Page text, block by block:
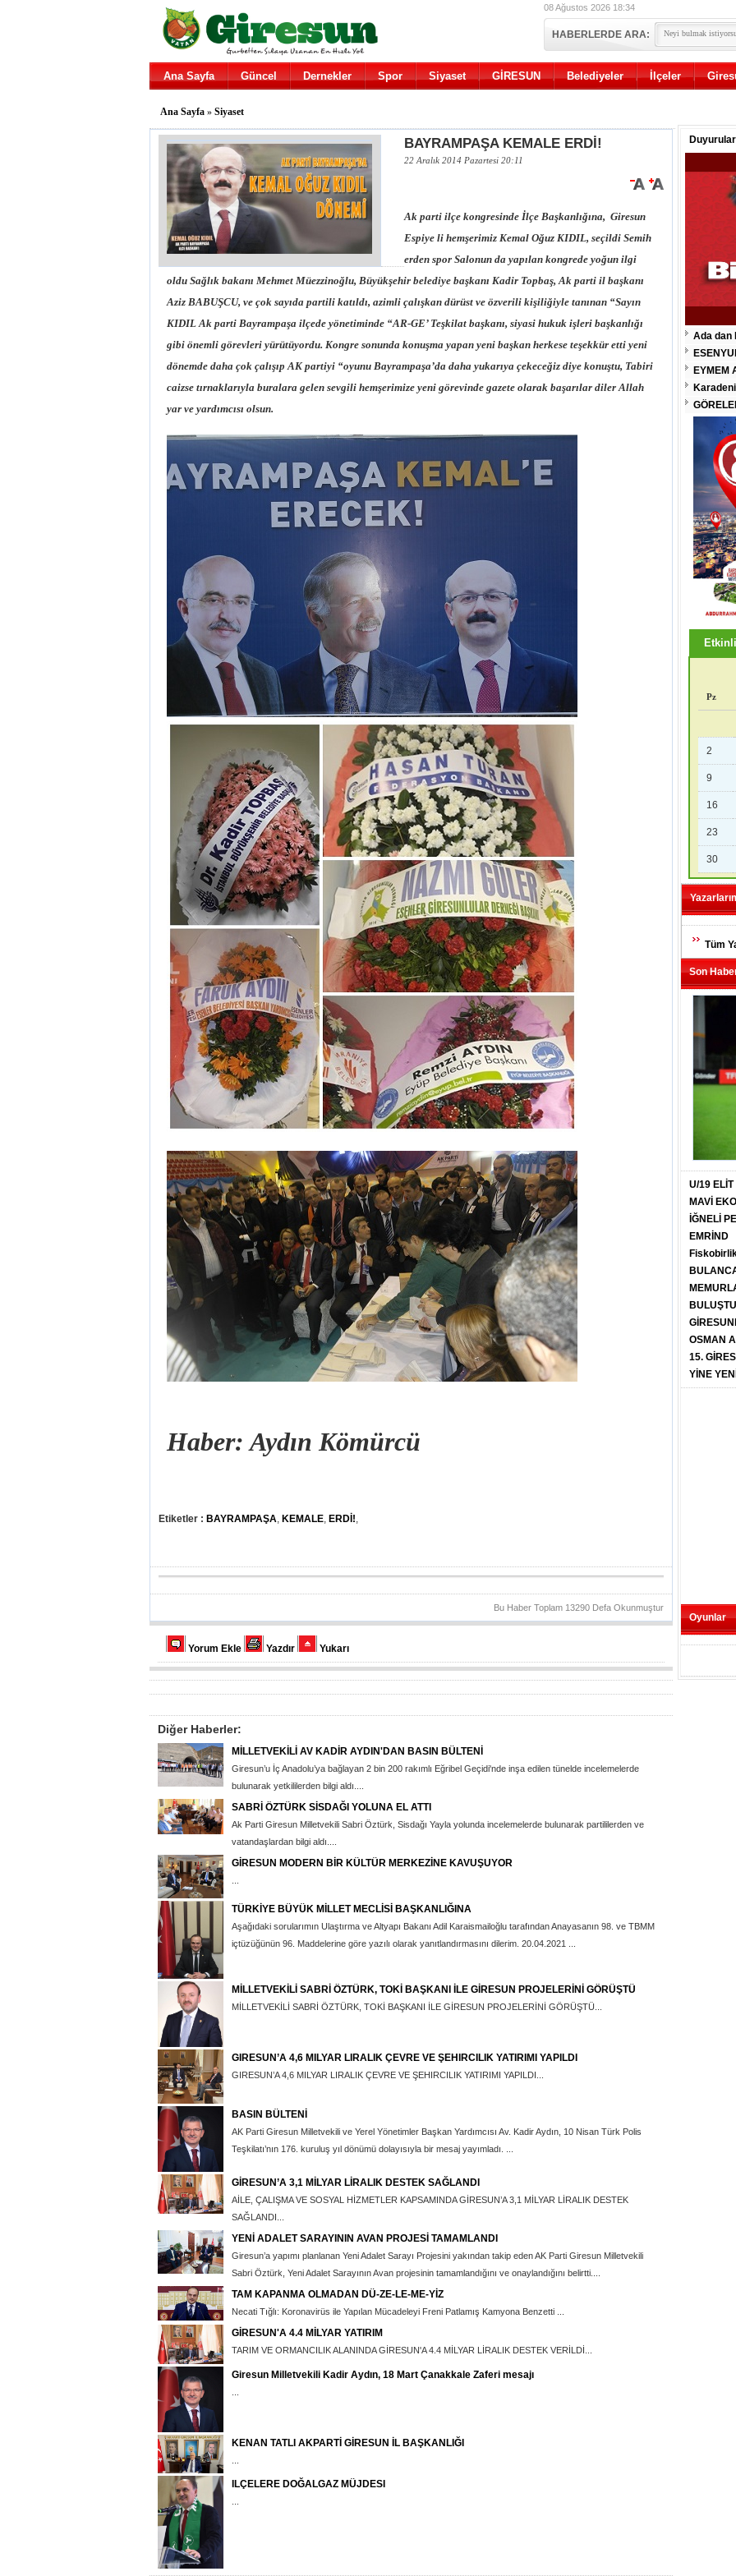
08 Ağustos 2026 18:34
HABERLERDE ARA:
Ana Sayfa Güncel Dernekler Spor Siyaset GİRESUN Belediyeler İlçeler
Ana Sayfa » Siyaset
BAYRAMPAŞA KEMALE ERDİ!
22 Aralık 2014 Pazartesi 20:11
Ak parti ilçe kongresinde İlçe Başkanlığına, Giresun
Espiye li hemşerimiz Kemal Oğuz KIDIL, seçildi Semih
erden spor Salonun da yapılan kongrede yoğun ilgi
oldu Sağlık bakanı Mehmet Müezzinoğlu, Büyükşehir belediye başkanı Kadir Topbaş, Ak parti il başkanı
Aziz BABUŞCU, ve çok sayıda partili katıldı, azimli çalışkan dürüst ve özverili kişiliğiyle tanınan “Sayın
KIDIL Ak parti Bayrampaşa ilçede yönetiminde “AR-GE’ Teşkilat başkanı, siyasi hukuk işleri başkanlığı
gibi önemli görevleri yürütüyordu. Kongre sonunda konuşma yapan yeni başkan herkese teşekkür etti yeni
dönemde daha çok çalışıp AK partiyi “oyunu Bayrampaşa’da daha yukarıya çekeceğiz diye konuştu, Tabiri
caizse tırnaklarıyla buralara gelen sevgili hemşerimize yeni görevinde gazete olarak başarılar diler Allah
yar ve yardımcısı olsun.
Haber: Aydın Kömürcü
Etiketler : BAYRAMPAŞA, KEMALE, ERDİ!,
Bu Haber Toplam 13290 Defa Okunmuştur
Yorum Ekle Yazdır Yukarı
Diğer Haberler:
MİLLETVEKİLİ AV KADİR AYDIN'DAN BASIN BÜLTENİ
Giresun’u İç Anadolu’ya bağlayan 2 bin 200 rakımlı Eğribel Geçidi'nde inşa edilen tünelde incelemelerde
bulunarak yetkililerden bilgi aldı....
SABRİ ÖZTÜRK SİSDAĞI YOLUNA EL ATTI
Ak Parti Giresun Milletvekili Sabri Öztürk, Sisdağı Yayla yolunda incelemelerde bulunarak partililerden ve
vatandaşlardan bilgi aldı....
GİRESUN MODERN BİR KÜLTÜR MERKEZİNE KAVUŞUYOR
TÜRKİYE BÜYÜK MİLLET MECLİSİ BAŞKANLIĞINA
Aşağıdaki sorularımın Ulaştırma ve Altyapı Bakanı Adil Karaismailoğlu tarafından Anayasanın 98. ve TBMM
içtüzüğünün 96. Maddelerine göre yazılı olarak yanıtlandırmasını dilerim. 20.04.2021 ...
MİLLETVEKİLİ SABRİ ÖZTÜRK, TOKİ BAŞKANI İLE GİRESUN PROJELERİNİ GÖRÜŞTÜ
MİLLETVEKİLİ SABRİ ÖZTÜRK, TOKİ BAŞKANI İLE GİRESUN PROJELERİNİ GÖRÜŞTÜ...
GIRESUN’A 4,6 MILYAR LIRALIK ÇEVRE VE ŞEHIRCILIK YATIRIMI YAPILDI
GIRESUN’A 4,6 MILYAR LIRALIK ÇEVRE VE ŞEHIRCILIK YATIRIMI YAPILDI...
BASIN BÜLTENİ
AK Parti Giresun Milletvekili ve Yerel Yönetimler Başkan Yardımcısı Av. Kadir Aydın, 10 Nisan Türk Polis
Teşkilatı’nın 176. kuruluş yıl dönümü dolayısıyla bir mesaj yayımladı. ...
GİRESUN’A 3,1 MİLYAR LİRALIK DESTEK SAĞLANDI
AİLE, ÇALIŞMA VE SOSYAL HİZMETLER KAPSAMINDA GİRESUN’A 3,1 MİLYAR LİRALIK DESTEK
SAĞLANDI...
YENİ ADALET SARAYININ AVAN PROJESİ TAMAMLANDI
Giresun’a yapımı planlanan Yeni Adalet Sarayı Projesini yakından takip eden AK Parti Giresun Milletvekili
Sabri Öztürk, Yeni Adalet Sarayının Avan projesinin tamamlandığını ve onaylandığını belirtti....
TAM KAPANMA OLMADAN DÜ-ZE-LE-ME-YİZ
Necati Tığlı: Koronavirüs ile Yapılan Mücadeleyi Freni Patlamış Kamyona Benzetti ...
GİRESUN'A 4.4 MİLYAR YATIRIM
TARIM VE ORMANCILIK ALANINDA GİRESUN'A 4.4 MİLYAR LİRALIK DESTEK VERİLDİ...
Giresun Milletvekili Kadir Aydın, 18 Mart Çanakkale Zaferi mesajı
KENAN TATLI AKPARTİ GİRESUN İL BAŞKANLIĞI
ILÇELERE DOĞALGAZ MÜJDESI
Duyurular
Ada dan
EYMEM
Pz
2
9
16
23
30
Tüm
Son
U/19
MAVİ
İĞNELİ
EMRİND
OSMAN
15.
YİNE
Oyunlar